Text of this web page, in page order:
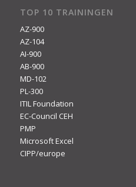
TOP 10 TRAININGEN
AZ-900
AZ-104
AI-900
AB-900
MD-102
PL-300
ITIL Foundation
EC-Council CEH
PMP
Microsoft Excel
CIPP/europe